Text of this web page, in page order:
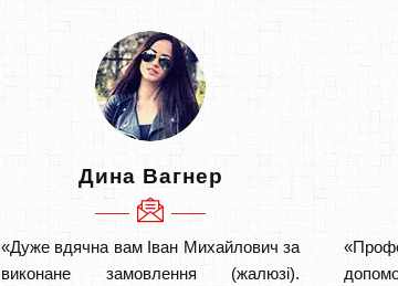
Дина Вагнер
«Дуже вдячна вам Іван Михайлович за
виконане замовлення (жалюзі).